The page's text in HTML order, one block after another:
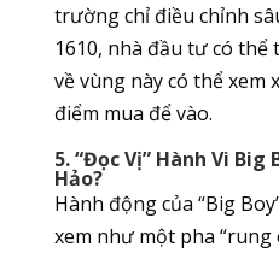
trường chỉ điều chỉnh
1610, nhà đầu tư có
về vùng này có thể xem
điểm mua để vào.
5. “Đọc Vị” Hành Vi Big
Hảo?
Hành động của “Big
xem như một pha “rung